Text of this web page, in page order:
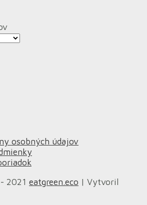
osobných údajov
2021 eatgreen.eco | Vytvoril